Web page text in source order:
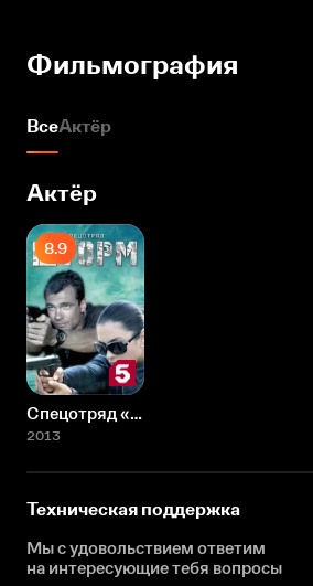
Фильмография
ВсеАктёр
Актёр
8.9
Спецотряд «Шторм»
2013
Техническая поддержка
Мы с удовольствием ответим
на интересующиетебя вопросы